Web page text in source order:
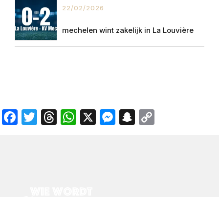
22/02/2026
mechelen wint zakelijk in La Louvière
Facebook
Twitter
Threads
WhatsApp
X Messenger
Snapchat